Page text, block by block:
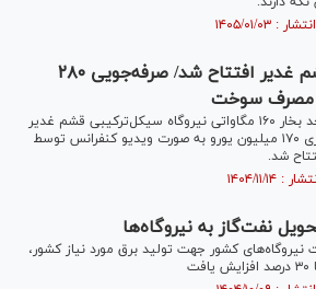
واحد بخار نیروگاه قشم غدیر افتتاح شد/ صرفه‌جویی ۲۸۰
مصرف سوخت
همزمان با ایام دهه فجر واحد بخار ۱۶۰ مگاواتی نیروگاه سیکل‌ترکیبی قشم غدیر
هرمزگان با حجم سرمایه‌گذاری ۱۷۰ میلیون یورو به صورت ویدیو کنفرانس توسط
شد.
کشور جهت تولید برق مورد نیاز کشور،